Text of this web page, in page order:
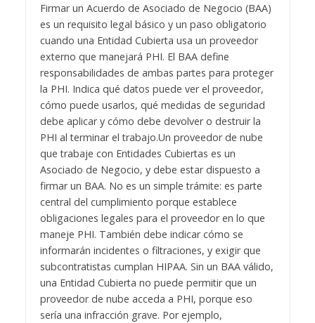
Firmar un Acuerdo de Asociado de Negocio (BAA)
es un requisito legal básico y un paso obligatorio
cuando una Entidad Cubierta usa un proveedor
externo que manejará PHI. El BAA define
responsabilidades de ambas partes para proteger
la PHI. Indica qué datos puede ver el proveedor,
cómo puede usarlos, qué medidas de seguridad
debe aplicar y cómo debe devolver o destruir la
PHI al terminar el trabajo.Un proveedor de nube
que trabaje con Entidades Cubiertas es un
Asociado de Negocio, y debe estar dispuesto a
firmar un BAA. No es un simple trámite: es parte
central del cumplimiento porque establece
obligaciones legales para el proveedor en lo que
maneje PHI. También debe indicar cómo se
informarán incidentes o filtraciones, y exigir que
subcontratistas cumplan HIPAA. Sin un BAA válido,
una Entidad Cubierta no puede permitir que un
proveedor de nube acceda a PHI, porque eso
sería una infracción grave. Por ejemplo,